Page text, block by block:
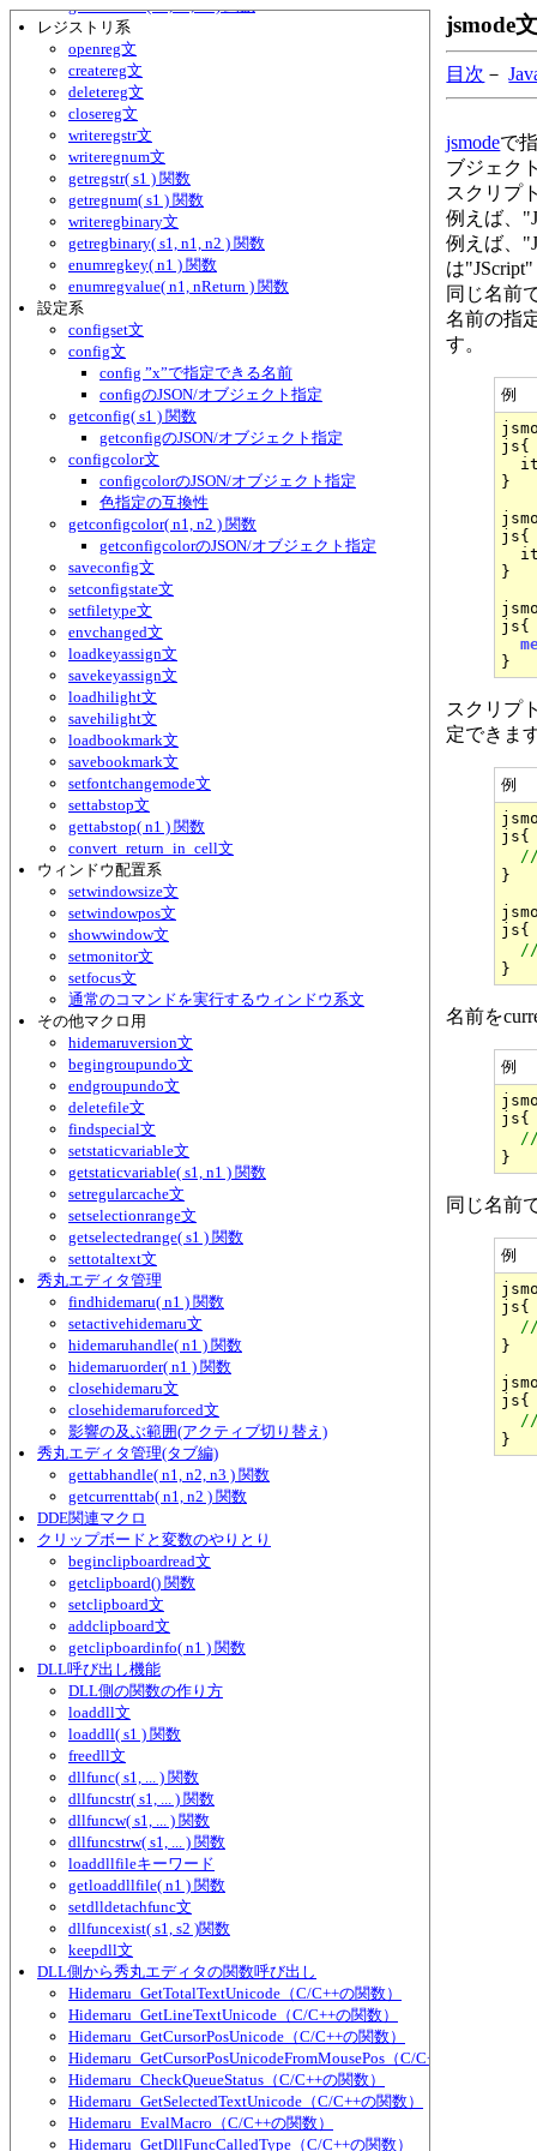
getininumw( s1, s2, s3 ) 関数
レジストリ系
openreg文
createreg文
deletereg文
closereg文
writeregstr文
writeregnum文
getregstr( s1 ) 関数
getregnum( s1 ) 関数
writeregbinary文
getregbinary( s1, n1, n2 ) 関数
enumregkey( n1 ) 関数
enumregvalue( n1, nReturn ) 関数
設定系
configset文
config文
config ”x”で指定できる名前
configのJSON/オブジェクト指定
getconfig( s1 ) 関数
getconfigのJSON/オブジェクト指定
configcolor文
configcolorのJSON/オブジェクト指定
色指定の互換性
getconfigcolor( n1, n2 ) 関数
getconfigcolorのJSON/オブジェクト指定
saveconfig文
setconfigstate文
setfiletype文
envchanged文
loadkeyassign文
savekeyassign文
loadhilight文
savehilight文
loadbookmark文
savebookmark文
setfontchangemode文
settabstop文
gettabstop( n1 ) 関数
convert_return_in_cell文
ウィンドウ配置系
setwindowsize文
setwindowpos文
showwindow文
setmonitor文
setfocus文
通常のコマンドを実行するウィンドウ系文
その他マクロ用
hidemaruversion文
begingroupundo文
endgroupundo文
deletefile文
findspecial文
setstaticvariable文
getstaticvariable( s1, n1 ) 関数
setregularcache文
setselectionrange文
getselectedrange( s1 ) 関数
settotaltext文
秀丸エディタ管理
findhidemaru( n1 ) 関数
setactivehidemaru文
hidemaruhandle( n1 ) 関数
hidemaruorder( n1 ) 関数
closehidemaru文
closehidemaruforced文
影響の及ぶ範囲(アクティブ切り替え)
秀丸エディタ管理(タブ編)
gettabhandle( n1, n2, n3 ) 関数
getcurrenttab( n1, n2 ) 関数
DDE関連マクロ
クリップボードと変数のやりとり
beginclipboardread文
getclipboard() 関数
setclipboard文
addclipboard文
getclipboardinfo( n1 ) 関数
DLL呼び出し機能
DLL側の関数の作り方
loaddll文
loaddll( s1 ) 関数
freedll文
dllfunc( s1, ... ) 関数
dllfuncstr( s1, ... ) 関数
dllfuncw( s1, ... ) 関数
dllfuncstrw( s1, ... ) 関数
loaddllfileキーワード
getloaddllfile( n1 ) 関数
setdlldetachfunc文
dllfuncexist( s1, s2 )関数
keepdll文
DLL側から秀丸エディタの関数呼び出し
Hidemaru_GetTotalTextUnicode（C/C++の関数）
Hidemaru_GetLineTextUnicode（C/C++の関数）
Hidemaru_GetCursorPosUnicode（C/C++の関数）
Hidemaru_GetCursorPosUnicodeFromMousePos（C/C++の関数）
Hidemaru_CheckQueueStatus（C/C++の関数）
Hidemaru_GetSelectedTextUnicode（C/C++の関数）
Hidemaru_EvalMacro（C/C++の関数）
Hidemaru_GetDllFuncCalledType（C/C++の関数）
jsmode
目次 －
jsmodeで
ブジェク
スクリプ
例えば、
例えば、
は
同じ名前
名前の指
す。
例
js{
}
js{
}
js{
スクリプ
定できま
例
js{
//
}
js{
//
名前を
例
js{
//
同じ名前
例
js{
//
}
js{
//